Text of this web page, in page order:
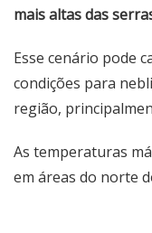
mais altas das
Esse cenário pode
condições para
região,
As temperaturas
em áreas do norte